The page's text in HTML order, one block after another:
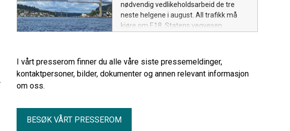
nødvendig vedlikeholdsarbeid de tre
neste helgene i august. All trafikk må
kjøre om E18. Statens vegvesen
I vårt presserom finner du alle våre siste pressemeldinger,
kontaktpersoner, bilder, dokumenter og annen relevant informasjon
om oss.
BESØK VÅRT PRESSEROM